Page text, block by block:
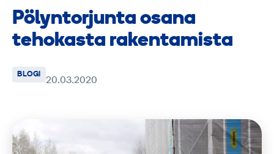
Pölyntorjunta osana
tehokasta rakentamista
BLOGI
20.03.2020